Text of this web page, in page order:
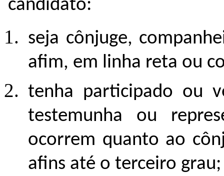
candidato:
seja cônjuge,
afim, em linha reta ou
tenha participado ou
testemunha ou
ocorrem quanto ao
afins até o terceiro grau;